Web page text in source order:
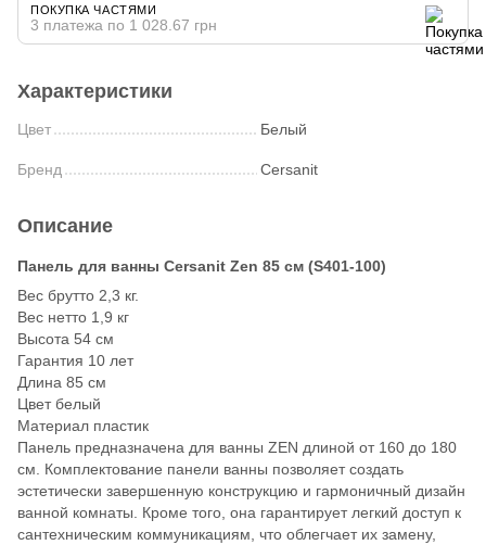
ПОКУПКА ЧАСТЯМИ
3 платежа по 1 028.67 грн
Характеристики
Цвет Белый
Бренд Cersanit
Описание
Панель для ванны Cersanit Zen 85 см (S401-100)
Вес брутто 2,3 кг.
Вес нетто 1,9 кг
Высота 54 см
Гарантия 10 лет
Длина 85 см
Цвет белый
Материал пластик
Панель предназначена для ванны ZEN длиной от 160 до 180
см. Комплектование панели ванны позволяет создать
эстетически завершенную конструкцию и гармоничный дизайн
ванной комнаты. Кроме того, она гарантирует легкий доступ к
сантехническим коммуникациям, что облегчает их замену,